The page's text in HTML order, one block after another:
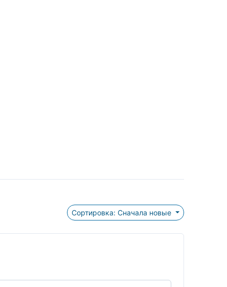
Сортировка: Сначала новые